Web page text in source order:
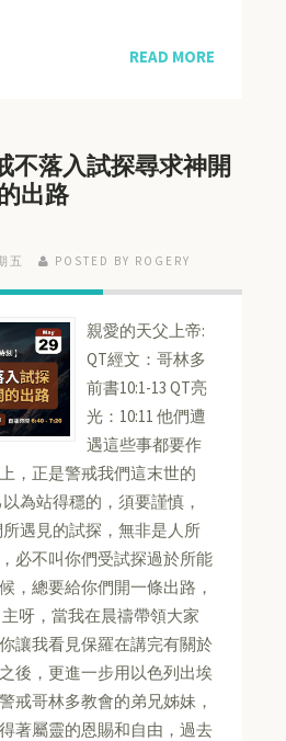
READ MORE
不落入試探尋求神開
出路
五 POSTED BY ROGERY
親愛的天父上帝:
QT經文：哥林多
前書10:1-13 QT亮
光：10:11 他們遭
遇這些事都要作
，正是警戒我們這末世的
為站得穩的，須要謹慎，
所遇見的試探，無非是人所
必不叫你們受試探過於所能
，總要給你們開一條出路，
呀，當我在晨禱帶領大家
讓我看見保羅在講完有關於
後，更進一步用以色列出埃
戒哥林多教會的弟兄姊妹，
著屬靈的恩賜和自由，過去